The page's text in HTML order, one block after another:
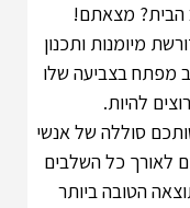
הבית? מצאתם!
מיומנות ותכנון
מפתח בצביעה שלו
להיות.
סוללה של אנשי
לאורך כל השלבים
הטובה ביותר